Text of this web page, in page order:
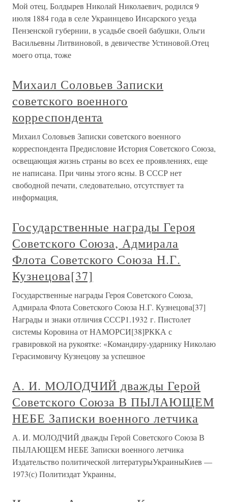
Мой отец, Болдырев Николай Николаевич, родился 9
июля 1884 года в селе Украинцево Инсарского уезда
Пензенской губернии, в усадьбе своей бабушки, Ольги
Васильевны Литвиновой, в девичестве Устиновой.Отец
моего отца, тоже
Михаил Соловьев Записки
советского военного
корреспондента
Михаил Соловьев Записки советского военного
корреспондента Предисловие История Советского Союза,
освещающая жизнь страны во всех ее проявлениях, еще
не написана. При чины этого ясны. В СССР нет
свободной печати, следовательно, отсутствует та
информация,
Государственные награды Героя
Советского Союза, Адмирала
Флота Советского Союза Н.Г.
Кузнецова[37]
Государственные награды Героя Советского Союза,
Адмирала Флота Советского Союза Н.Г. Кузнецова[37]
Награды и знаки отличия СССР1.1932 г. Пистолет
системы Коровина от НАМОРСИ[38]РККА с
гравировкой на рукоятке: «Командиру-ударнику Николаю
Герасимовичу Кузнецову за успешное
А. И. МОЛОДЧИЙ дважды Герой
Советского Союза В ПЫЛАЮЩЕМ
НЕБЕ Записки военного летчика
А. И. МОЛОДЧИЙ дважды Герой Советского Союза В
ПЫЛАЮЩЕМ НЕБЕ Записки военного летчика
Издательство политической литературыУкраиныКиев —
1973(с) Политиздат Украины,